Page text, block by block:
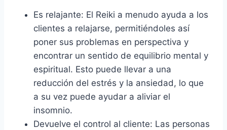
Es relajante: El Reiki a menudo ayuda a los
clientes a relajarse, permitiéndoles así
poner sus problemas en perspectiva y
encontrar un sentido de equilibrio mental y
espiritual. Esto puede llevar a una
reducción del estrés y la ansiedad, lo que
a su vez puede ayudar a aliviar el
insomnio.
Devuelve el control al cliente: Las personas